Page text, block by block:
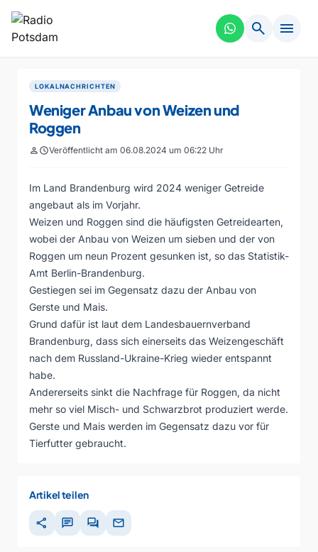
search menu
LOKALNACHRICHTEN
Weniger Anbau von Weizen und
Roggen
personscheduleVeröffentlicht am 06.08.2024 um 06:22 Uhr
Im Land Brandenburg wird 2024 weniger Getreide
angebaut als im Vorjahr.
Weizen und Roggen sind die häufigsten Getreidearten,
wobei der Anbau von Weizen um sieben und der von
Roggen um neun Prozent gesunken ist, so das Statistik-
Amt Berlin-Brandenburg.
Gestiegen sei im Gegensatz dazu der Anbau von
Gerste und Mais.
Grund dafür ist laut dem Landesbauernverband
Brandenburg, dass sich einerseits das Weizengeschäft
nach dem Russland-Ukraine-Krieg wieder entspannt
habe.
Andererseits sinkt die Nachfrage für Roggen, da nicht
mehr so viel Misch- und Schwarzbrot produziert werde.
Gerste und Mais werden im Gegensatz dazu vor für
Tierfutter gebraucht.
Artikel teilen
share chat forum mail